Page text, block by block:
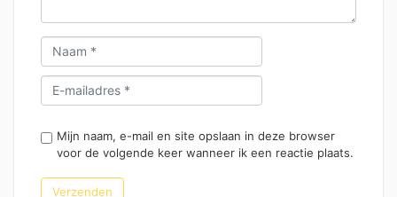
Mijn naam, e-mail en site opslaan in deze browser
voor de volgende keer wanneer ik een reactie plaats.